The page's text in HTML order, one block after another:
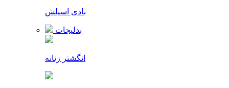
بادی اسپلش
بدلیجات
انگشتر زنانه